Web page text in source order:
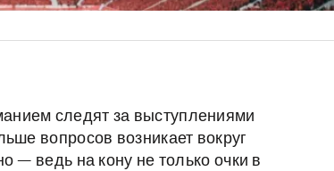
следят за выступлениями
вопросов возникает вокруг
— ведь на кону не только очки в